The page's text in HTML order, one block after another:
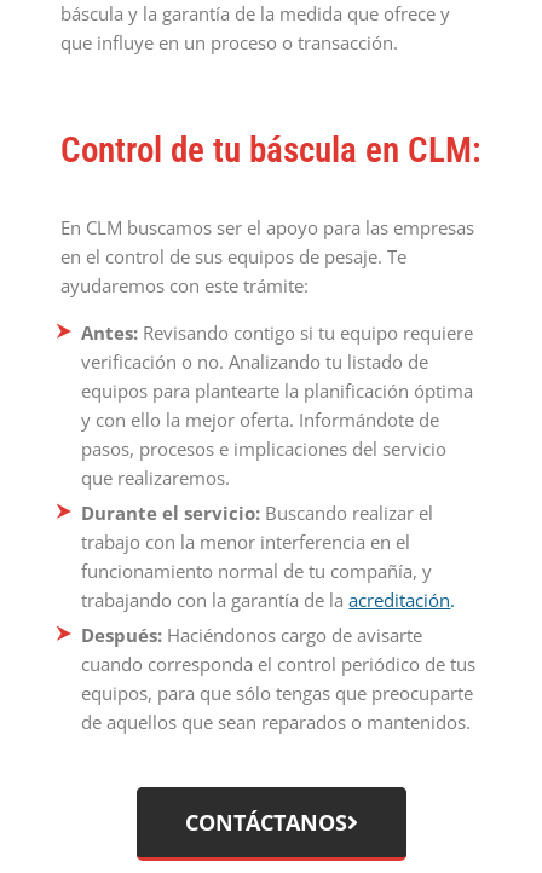
báscula y la garantía de la medida que ofrece y
que influye en un proceso o transacción.
Control de tu báscula en CLM:
En CLM buscamos ser el apoyo para las empresas
en el control de sus equipos de pesaje. Te
ayudaremos con este trámite:
Antes: Revisando contigo si tu equipo requiere
verificación o no. Analizando tu listado de
equipos para plantearte la planificación óptima
y con ello la mejor oferta. Informándote de
pasos, procesos e implicaciones del servicio
que realizaremos.
Durante el servicio: Buscando realizar el
trabajo con la menor interferencia en el
funcionamiento normal de tu compañía, y
trabajando con la garantía de laacreditación.
Después: Haciéndonos cargo de avisarte
cuando corresponda el control periódico de tus
equipos, para que sólo tengas que preocuparte
de aquellos que sean reparados o mantenidos.
CONTÁCTANOS